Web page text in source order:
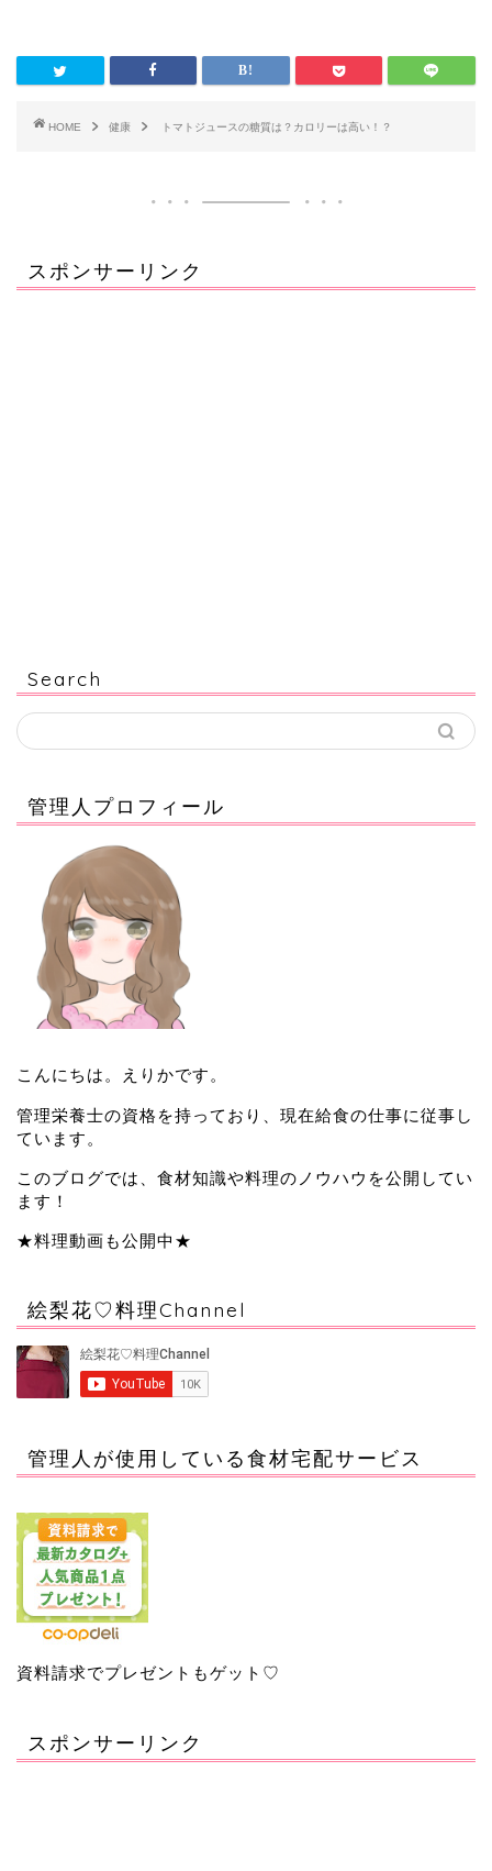
HOME 健康 トマトジュースの糖質は？カロリーは高い！？
スポンサーリンク
Search
管理人プロフィール
こんにちは。えりかです。
管理栄養士の資格を持っており、現在給食の仕事に従事し
ています。
このブログでは、食材知識や料理のノウハウを公開してい
ます！
★料理動画も公開中★
絵梨花♡料理Channel
管理人が使用している食材宅配サービス
資料請求でプレゼントもゲット♡
スポンサーリンク